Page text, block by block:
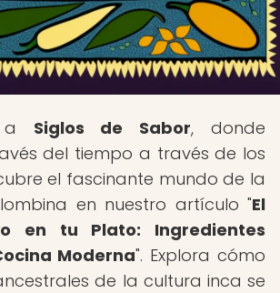
a Siglos de Sabor, donde
del tiempo a través de los
el fascinante mundo de la
en nuestro artículo "El
en tu Plato: Ingredientes
Moderna". Explora cómo
de la cultura inca se